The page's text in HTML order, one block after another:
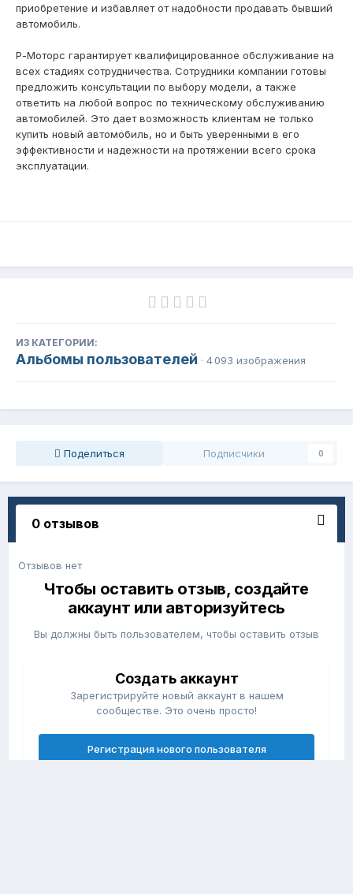
приобретение и избавляет от надобности продавать бывший
автомобиль.
Р-Моторс гарантирует квалифицированное обслуживание на
всех стадиях сотрудничества. Сотрудники компании готовы
предложить консультации по выбору модели, а также
ответить на любой вопрос по техническому обслуживанию
автомобилей. Это дает возможность клиентам не только
купить новый автомобиль, но и быть уверенными в его
эффективности и надежности на протяжении всего срока
эксплуатации.
ИЗ КАТЕГОРИИ:
Альбомы пользователей · 4 093 изображения
Поделиться Подписчики 0
0 отзывов
Отзывов нет
Чтобы оставить отзыв, создайте
аккаунт или авторизуйтесь
Вы должны быть пользователем, чтобы оставить отзыв
Создать аккаунт
Зарегистрируйте новый аккаунт в нашем
сообществе. Это очень просто!
Регистрация нового пользователя